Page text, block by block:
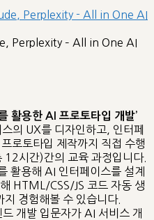
Perplexity – All in One AI
활용한 AI 프로토타입 개발’
의 UX를 디자인하고, 인터페
로토타입 제작까지 직접 수행
시간)간의 교육 과정입니다.
활용해 AI 인터페이스를 설계
HTML/CSS/JS 코드 자동 생
경험해볼 수 있습니다.
개발 입문자가 AI 서비스 개